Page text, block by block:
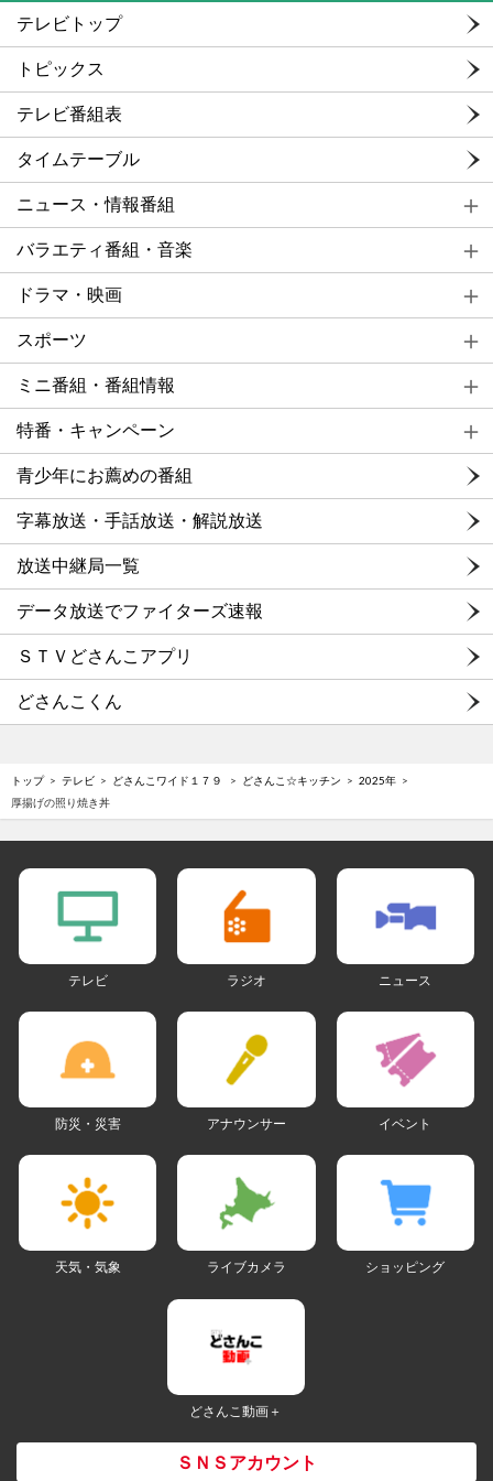
テレビトップ
トピックス
テレビ番組表
タイムテーブル
ニュース・情報番組
バラエティ番組・音楽
ドラマ・映画
スポーツ
ミニ番組・番組情報
特番・キャンペーン
青少年にお薦めの番組
字幕放送・手話放送・解説放送
放送中継局一覧
データ放送でファイターズ速報
ＳＴＶどさんこアプリ
どさんこくん
トップ テレビ どさんこワイド１７９ どさんこ☆キッチン
2025年
厚揚げの照り焼き丼
テレビ ラジオ ニュース
防災・災害 アナウンサー イベント
天気・気象 ライブカメラ ショッピング
どさんこ動画＋
ＳＮＳアカウント